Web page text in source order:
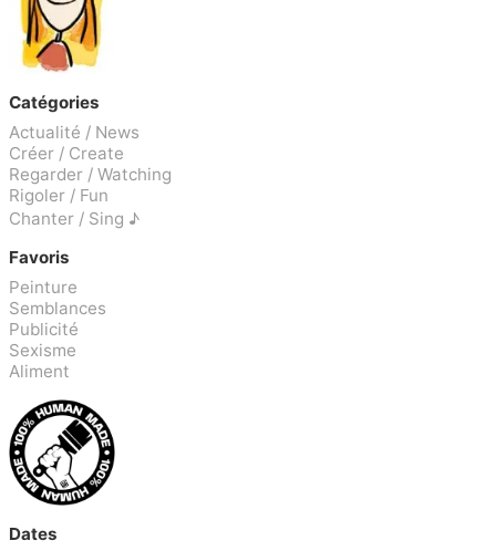
Catégories
Actualité / News
Créer / Create
Regarder / Watching
Rigoler / Fun
Chanter / Sing ♪
Favoris
Peinture
Semblances
Publicité
Sexisme
Aliment
Dates